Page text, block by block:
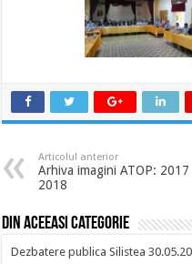
Articolul anterior
Arhiva imagini ATOP: 2017
2018
Din aceeasi categorie
Dezbatere publica Silistea